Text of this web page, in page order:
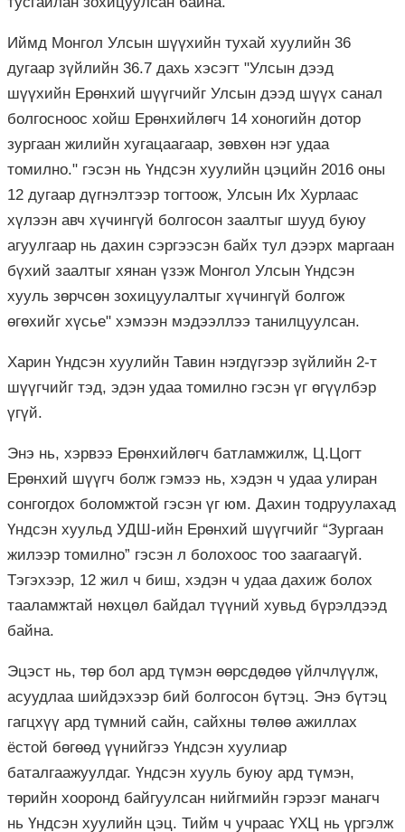
Иймд Монгол Улсын шүүхийн тухай хуулийн 36
дугаар зүйлийн 36.7 дахь хэсэгт "Улсын дээд
шүүхийн Ерөнхий шүүгчийг Улсын дээд шүүх санал
болгосноос хойш Ерөнхийлөгч 14 хоногийн дотор
зургаан жилийн хугацаагаар, зөвхөн нэг удаа
томилно." гэсэн нь Үндсэн хуулийн цэцийн 2016 оны
12 дугаар дүгнэлтээр тогтоож, Улсын Их Хурлаас
хүлээн авч хүчингүй болгосон заалтыг шууд буюу
агуулгаар нь дахин сэргээсэн байх тул дээрх маргаан
бүхий заалтыг хянан үзэж Монгол Улсын Үндсэн
хууль зөрчсөн зохицуулалтыг хүчингүй болгож
өгөхийг хүсье" хэмээн мэдээллээ танилцуулсан.
Харин Үндсэн хуулийн Тавин нэгдүгээр зүйлийн 2-т
шүүгчийг тэд, эдэн удаа томилно гэсэн үг өгүүлбэр
үгүй.
Энэ нь, хэрвээ Ерөнхийлөгч батламжилж, Ц.Цогт
Ерөнхий шүүгч болж гэмээ нь, хэдэн ч удаа улиран
сонгогдох боломжтой гэсэн үг юм. Дахин тодруулахад
Үндсэн хуульд УДШ-ийн Ерөнхий шүүгчийг “Зургаан
жилээр томилно” гэсэн л болохоос тоо заагаагүй.
Тэгэхээр, 12 жил ч биш, хэдэн ч удаа дахиж болох
тааламжтай нөхцөл байдал түүний хувьд бүрэлдээд
байна.
Эцэст нь, төр бол ард түмэн өөрсдөдөө үйлчлүүлж,
асуудлаа шийдэхээр бий болгосон бүтэц. Энэ бүтэц
гагцхүү ард түмний сайн, сайхны төлөө ажиллах
ёстой бөгөөд үүнийгээ Үндсэн хуулиар
баталгаажуулдаг. Үндсэн хууль буюу ард түмэн,
төрийн хооронд байгуулсан нийгмийн гэрээг манагч
нь Үндсэн хуулийн цэц. Тийм ч учраас ҮХЦ нь үргэлж